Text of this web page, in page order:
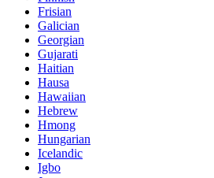
Frisian
Galician
Georgian
Gujarati
Haitian
Hausa
Hawaiian
Hebrew
Hmong
Hungarian
Icelandic
Igbo